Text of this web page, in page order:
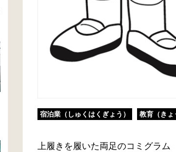
宿泊業（しゅくはくぎょう） 教育（きょ
上履きを履いた両足のコミグラム